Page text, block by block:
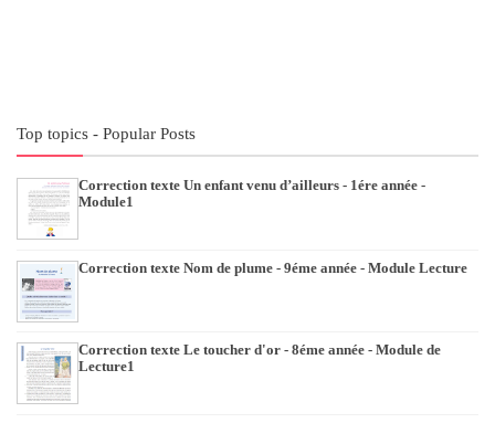
Top topics - Popular Posts
Correction texte Un enfant venu d’ailleurs - 1ére année -
Module1
Correction texte Nom de plume - 9éme année - Module Lecture
Correction texte Le toucher d'or - 8éme année - Module de
Lecture1